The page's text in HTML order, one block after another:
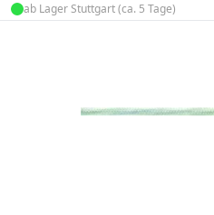
ab Lager Stuttgart (ca. 5 Tage)